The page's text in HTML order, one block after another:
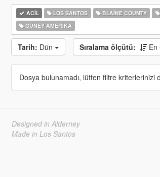
ACIL LOS SANTOS BLAINE COUNTY
GÜNEY AMERIKA
Tarih: Dün Sıralama ölçütü: En
Dosya bulunamadı, lütfen filtre kriterlerinizi
Designed in Alderney
Made in Los Santos